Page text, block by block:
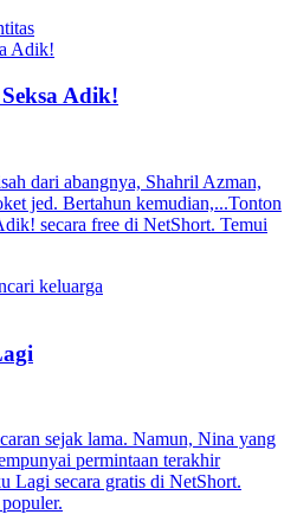
Adik!
dari abangnya, Shahril Azman,
jed. Bertahun kemudian,...Tonton
secara free di NetShort. Temui
keluarga
sejak lama. Namun, Nina yang
permintaan terakhir
Lagi secara gratis di NetShort.